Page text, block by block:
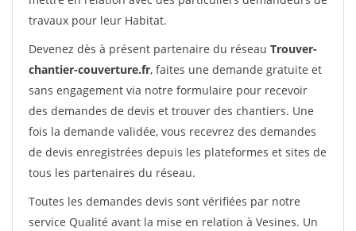
travaux pour leur Habitat.
Devenez dès à présent partenaire du réseau Trouver-
chantier-couverture.fr, faites une demande gratuite et
sans engagement via notre formulaire pour recevoir
des demandes de devis et trouver des chantiers. Une
fois la demande validée, vous recevrez des demandes
de devis enregistrées depuis les plateformes et sites de
tous les partenaires du réseau.
Toutes les demandes devis sont vérifiées par notre
service Qualité avant la mise en relation à Vesines. Un